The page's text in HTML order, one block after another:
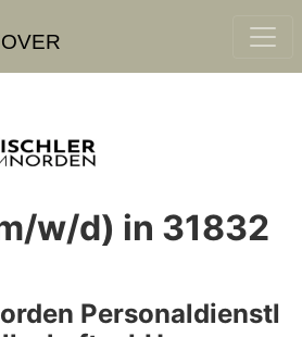
w/d) in 31832
Personaldienstl